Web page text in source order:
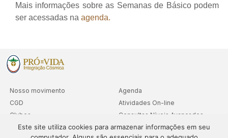
Mais informações sobre as Semanas de Básico podem
ser acessadas na agenda.
Nosso movimento
CGD
Clubes
Cooperativa
Agenda
Atividades On-line
Consultas Níveis Avançados
Este site utiliza cookies para armazenar informações em seu